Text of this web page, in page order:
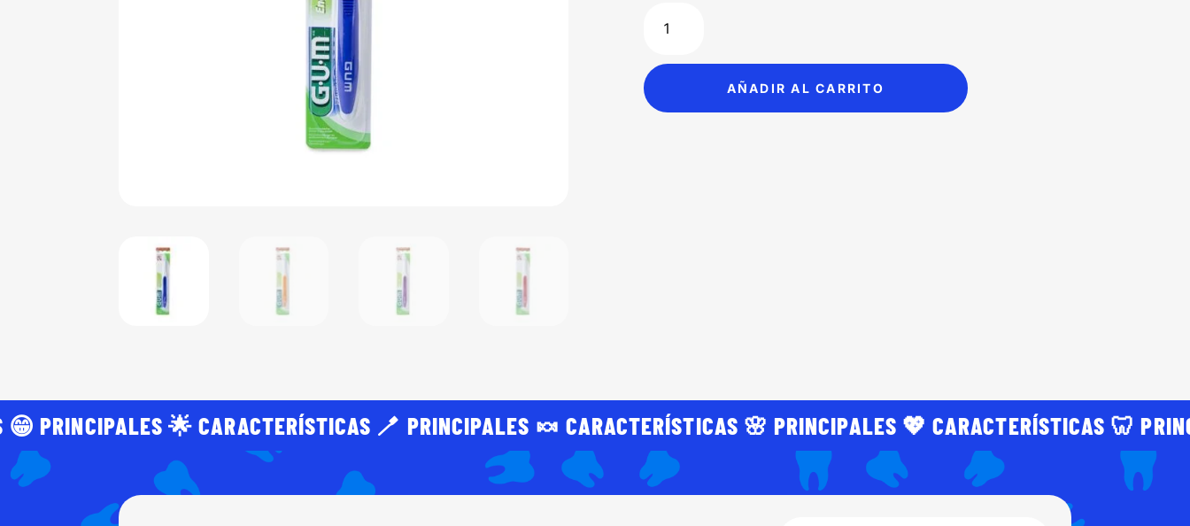
Tuft
Cepillo
Dental
Unipenacho
AÑADIR AL CARRITO
😁 PRINCIPALES 🌟 CARACTERÍSTICAS 🪥 PRINCIPALES 🍬 CARACTERÍSTICAS 🌸 PRINCIPALES 💖 CARACTERÍSTICAS 🦷